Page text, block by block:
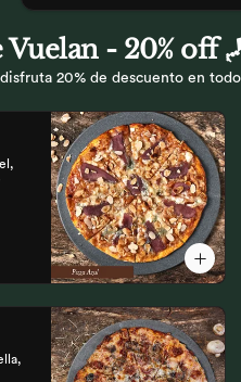
- 20% off
20% de descuento en